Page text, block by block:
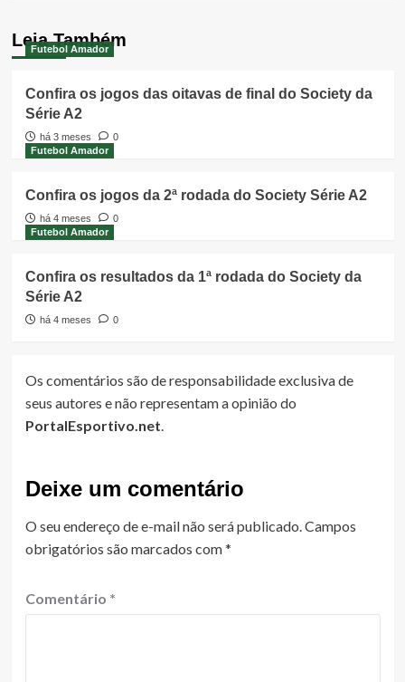
Leia Também
Futebol Amador
Confira os jogos das oitavas de final do Society da
Série A2
há 3 meses
0
Futebol Amador
Confira os jogos da 2ª rodada do Society Série A2
há 4 meses
0
Futebol Amador
Confira os resultados da 1ª rodada do Society da
Série A2
há 4 meses 0
Os comentários são de responsabilidade exclusiva de
seus autores e não representam a opinião do
PortalEsportivo.net.
Deixe um comentário
O seu endereço de e-mail não será publicado.Campos
obrigatórios são marcados com*
Comentário *